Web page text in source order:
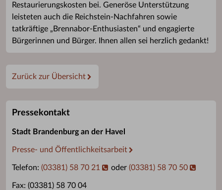
Restaurierungskosten bei. Generöse Unterstützung
leisteten auch die Reichstein-Nachfahren sowie
tatkräftige „Brennabor-Enthusiasten“ und engagierte
Bürgerinnen und Bürger. Ihnen allen sei herzlich gedankt!
Zurück zur Übersicht
Pressekontakt
Stadt Brandenburg an der Havel
Presse- und Öffentlichkeitsarbeit
Telefon: (03381) 58 70 21 oder (03381) 58 70 50
Fax: (03381) 58 70 04